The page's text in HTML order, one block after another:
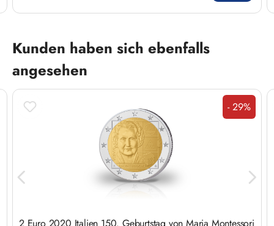
Produktgalerie überspringen
Kunden haben sich ebenfalls
angesehen
Rabatt
- 29%
2 Euro 2020 Italien 150. Geburtstag von Maria Montessori